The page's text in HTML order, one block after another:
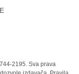
2195. Sva prava